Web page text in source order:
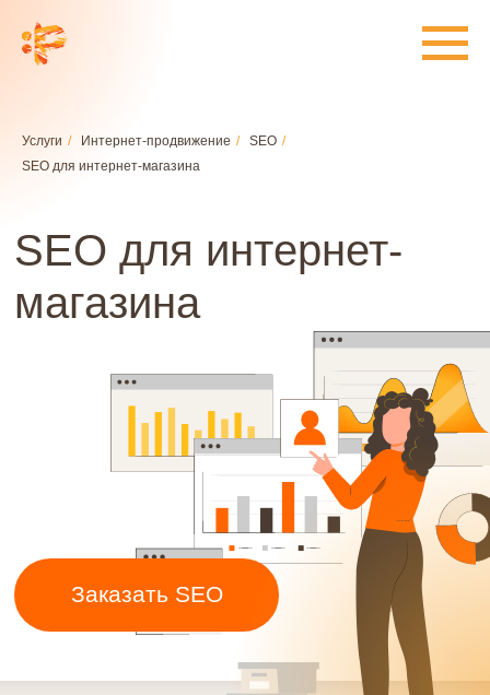
Услуги / Интернет-продвижение / SEO /
SEO для интернет‑магазина
магазина